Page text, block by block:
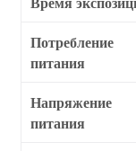
Потребление
питания
Напряжение
питания